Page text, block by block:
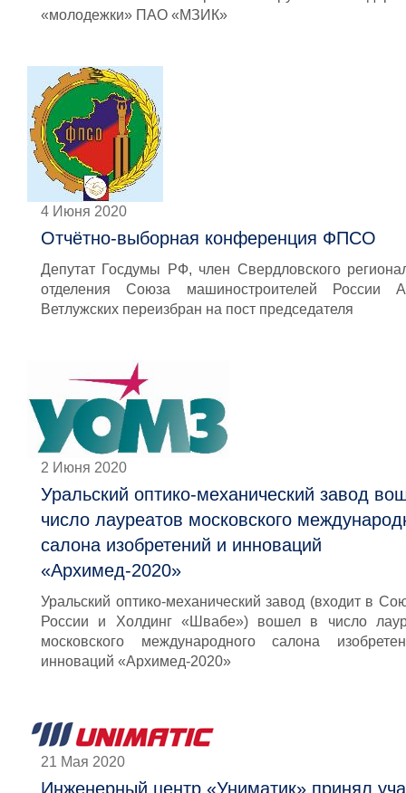
«молодежки» ПАО «МЗИК»
4 Июня 2020
Отчётно-выборная конференция ФПСО
Депутат Госдумы РФ, член Свердловского
отделения Союза машиностроителей России
Ветлужских переизбран на пост председателя
2 Июня 2020
Уральский оптико-механический завод
число лауреатов московского
салона изобретений и инноваций
«Архимед-2020»
Уральский оптико-механический завод (входит в
России и Холдинг «Швабе») вошел в число
московского международного салона
инноваций «Архимед-2020»
21 Мая 2020
Инженерный центр «Униматик» принял